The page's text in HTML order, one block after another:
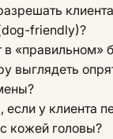
friendly)?
в «правильном»
выглядеть
если у клиента
кожей головы?